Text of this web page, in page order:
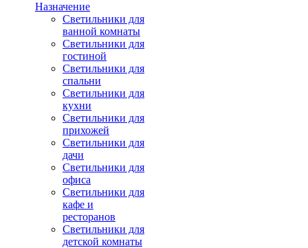
Назначение
Светильники для
ванной комнаты
Светильники для
гостиной
Светильники для
спальни
Светильники для
кухни
Светильники для
прихожей
Светильники для
дачи
Светильники для
офиса
Светильники для
кафе и
ресторанов
Светильники для
детской комнаты